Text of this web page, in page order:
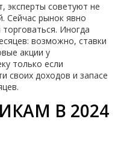
эксперты советуют не
Сейчас рынок явно
Иногда
возможно, ставки
акции у
только если
своих доходов и запасе
В 2024